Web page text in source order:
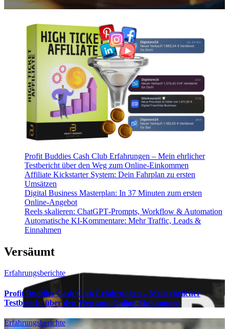
Profit Buddies Cash Club Erfahrungen – Mein ehrlicher
Testbericht über den Weg zum Online-Einkommen
Affiliate Kickstarter System: Dein Fahrplan zu ersten
Umsätzen
Digital Business Masterplan: In 37 Minuten zum ersten
Online-Angebot
Reels skalieren: ChatGPT‑Prompts, Workflow & Automation
Automatische KI‑Kommentare: Mehr Traffic, Leads &
Einnahmen
Versäumt
Erfahrungsberichte
Profit Buddies Cash Club Erfahrungen – Mein ehrlicher
Testbericht über den Weg zum Online-Einkommen
Erfahrungsberichte